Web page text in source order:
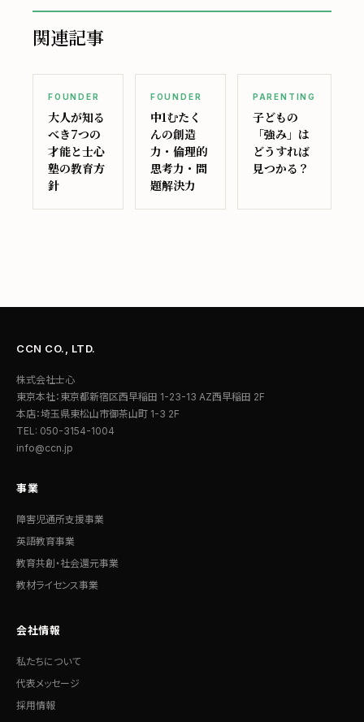
関連記事
FOUNDER
大人が知る
べき7つの
才能と士心
塾の教育方
針
FOUNDER
中1むたく
んの創造
力・倫理的
思考力・問
題解決力
PARENTING
子どもの
「強み」は
どうすれば
見つかる？
CCN CO., LTD.
株式会社士心
東京本社：東京都新宿区西早稲田 1-23-13 AZ西早稲田 2F
本店：埼玉県東松山市御茶山町 1-3 2F
TEL: 050-3154-1004
info@ccn.jp
事業
障害児通所支援事業
英語教育事業
教育共創・社会還元事業
教材ライセンス事業
会社情報
私たちについて
代表メッセージ
採用情報